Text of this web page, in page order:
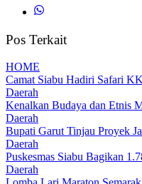
Pos Terkait
HOME
Camat Siabu Hadiri Safari
Daerah
Kenalkan Budaya dan Etnis
Daerah
Bupati Garut Tinjau Proyek
Daerah
Puskesmas Siabu Bagikan
Daerah